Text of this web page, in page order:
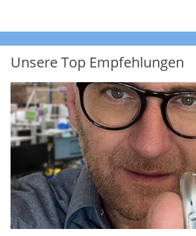
Unsere Top Empfehlungen